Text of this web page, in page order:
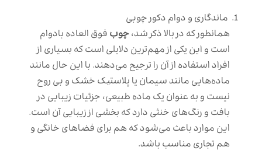
ماندگاری و دوام دکور چوبی
همانطور که در بالا ذکر شد،چوبفوق العاده بادوام
است و این یکی از مهم‌ترین دلایلی است که بسیاری از
افراد استفاده از آن را ترجیح می‌دهند. با این حال مانند
ماده‌هایی مانند سیمان یا پلاستیک خشک و بی روح
نیست و به عنوان یک ماده طبیعی، جزئیات زیبایی در
بافت و رنگ‌های خنثی دارد که بخشی از زیبایی آن است.
این موارد باعث می‌شود که هم برای فضاهای خانگی و
هم تجاری مناسب باشد.